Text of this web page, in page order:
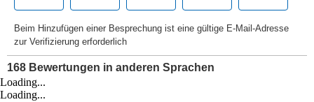
Loading...
Loading...